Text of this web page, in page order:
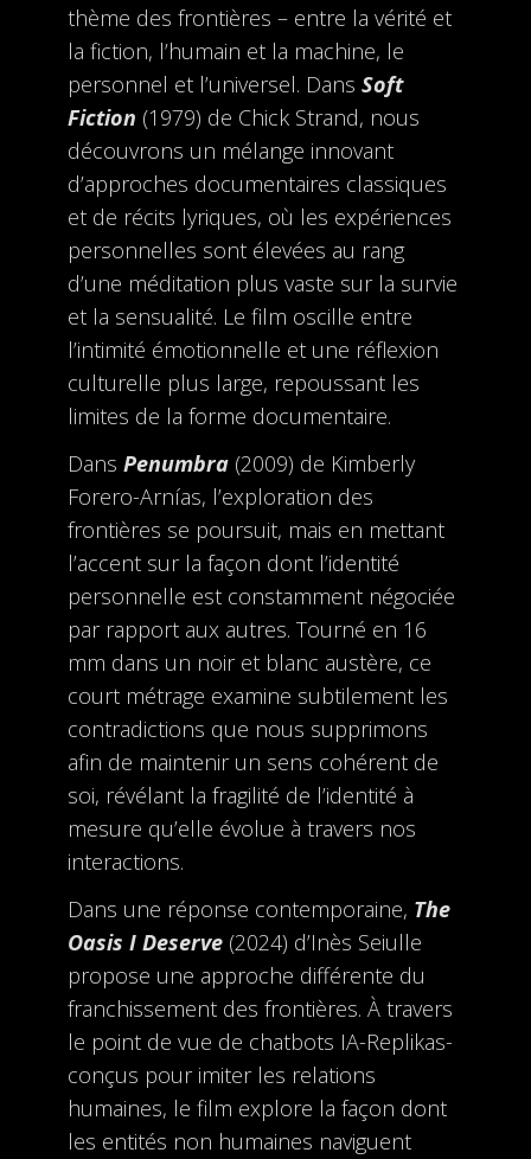
thème des frontières – entre la vérité et
la fiction, l’humain et la machine, le
personnel et l’universel. Dans Soft
Fiction (1979) de Chick Strand, nous
découvrons un mélange innovant
d’approches documentaires classiques
et de récits lyriques, où les expériences
personnelles sont élevées au rang
d’une méditation plus vaste sur la survie
et la sensualité. Le film oscille entre
l’intimité émotionnelle et une réflexion
culturelle plus large, repoussant les
limites de la forme documentaire.
Dans Penumbra(2009) de Kimberly
Forero-Arnías, l’exploration des
frontières se poursuit, mais en mettant
l’accent sur la façon dont l’identité
personnelle est constamment négociée
par rapport aux autres. Tourné en 16
mm dans un noir et blanc austère, ce
court métrage examine subtilement les
contradictions que nous supprimons
afin de maintenir un sens cohérent de
soi, révélant la fragilité de l’identité à
mesure qu’elle évolue à travers nos
interactions.
Dans une réponse contemporaine, The
Oasis I Deserve(2024) d’Inès Seiulle
propose une approche différente du
franchissement des frontières. À travers
le point de vue de chatbots IA-Replikas-
conçus pour imiter les relations
humaines, le film explore la façon dont
les entités non humaines naviguent